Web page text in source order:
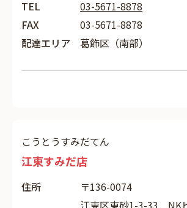
TEL
03-5671-8878
FAX
03-5671-8878
配達エリア
葛飾区（南部）
こうとうすみだてん
江東すみだ店
住所
〒136-0074
江東区東砂1-3-33